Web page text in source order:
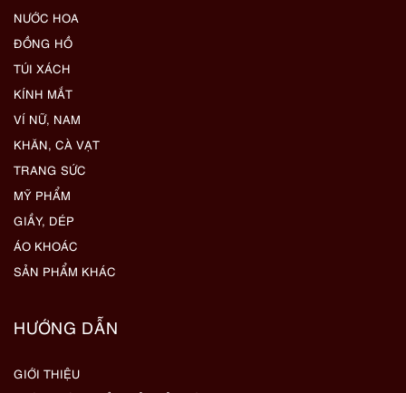
NƯỚC HOA
ĐỒNG HỒ
TÚI XÁCH
KÍNH MẮT
VÍ NỮ, NAM
KHĂN, CÀ VẠT
TRANG SỨC
MỸ PHẨM
GIẦY, DÉP
ÁO KHOÁC
SẢN PHẨM KHÁC
HƯỚNG DẪN
GIỚI THIỆU